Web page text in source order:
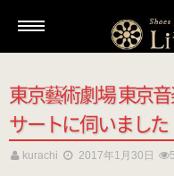
新着情報
東京藝術劇場 東京
サートに伺いました
kurachi 2017年1月30日